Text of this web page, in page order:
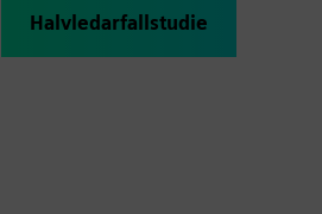
Halvledarfallstudie